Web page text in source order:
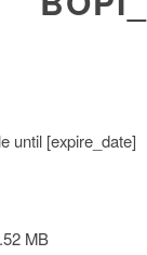
until [expire_date]
MB